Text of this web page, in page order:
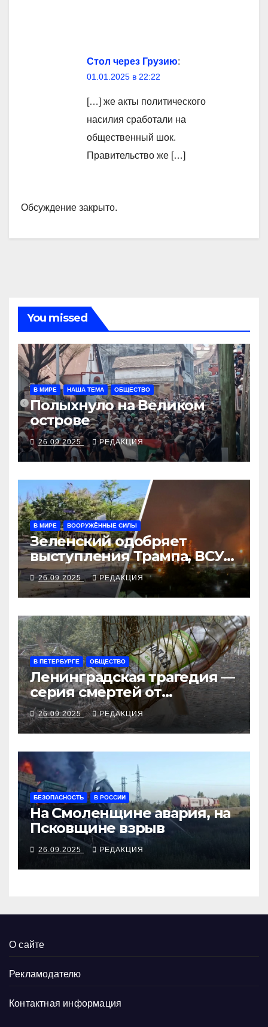
Стол через Грузию:
01.01.2025 в 22:22
[…] же акты политического
насилия сработали на
общественный шок.
Правительство же […]
Обсуждение закрыто.
You missed
В МИРЕ НАША ТЕМА ОБЩЕСТВО
Полыхнуло на Великом
острове
26.09.2025 РЕДАКЦИЯ
В МИРЕ ВООРУЖЁННЫЕ СИЛЫ
Зеленский одобряет
выступления Трампа, ВСУ
закрыли Добропольский
рубеж
26.09.2025 РЕДАКЦИЯ
В ПЕТЕРБУРГЕ ОБЩЕСТВО
Ленинградская трагедия —
серия смертей от
алкосуррогата
26.09.2025 РЕДАКЦИЯ
БЕЗОПАСНОСТЬ В РОССИИ
На Смоленщине авария, на
Псковщине взрыв
26.09.2025 РЕДАКЦИЯ
О сайте
Рекламодателю
Контактная информация